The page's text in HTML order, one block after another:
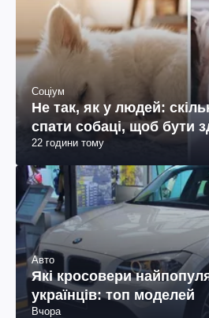
Соціум
Не так, як у людей:
спати собаці, щоб бути
22 години тому
Авто
Які кросовери
українців: топ моделей
Вчора